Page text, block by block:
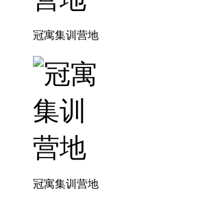
冠寓集训营地
冠寓集训营地